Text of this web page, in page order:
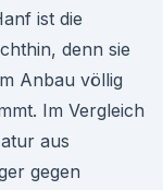
ist die
denn sie
Anbau völlig
Im Vergleich
aus
gegen